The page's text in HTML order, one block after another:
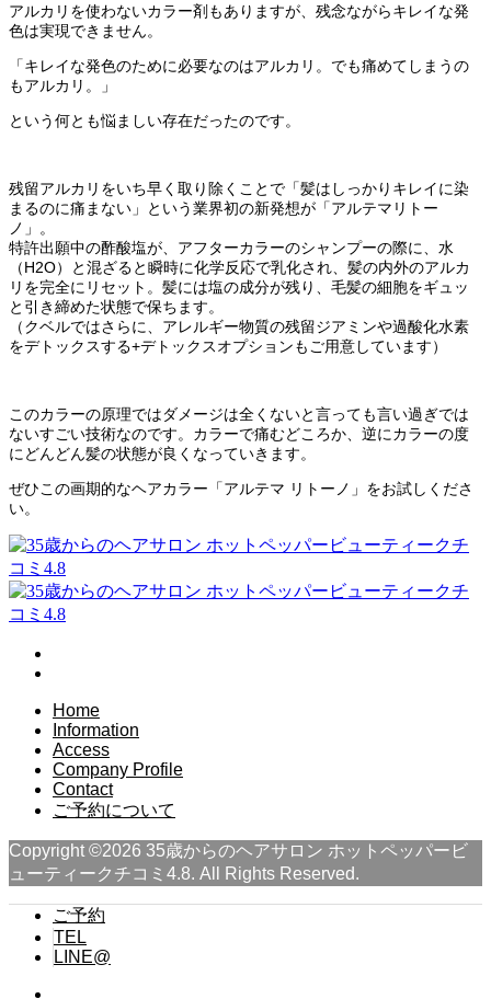
アルカリを使わないカラー剤もありますが、残念ながらキレイな発
色は実現できません。
「キレイな発色のために必要なのはアルカリ。でも痛めてしまうの
もアルカリ。」
という何とも悩ましい存在だったのです。
残留アルカリをいち早く取り除くことで「髪はしっかりキレイに染
まるのに痛まない」という業界初の新発想が「アルテマリトー
ノ」。
特許出願中の酢酸塩が、アフターカラーのシャンプーの際に、水
（H2O）と混ざると瞬時に化学反応で乳化され、髪の内外のアルカ
リを完全にリセット。髪には塩の成分が残り、毛髪の細胞をギュッ
と引き締めた状態で保ちます。
（クベルではさらに、アレルギー物質の残留ジアミンや過酸化水素
をデトックスする+デトックスオプションもご用意しています）
このカラーの原理ではダメージは全くないと言っても言い過ぎでは
ないすごい技術なのです。カラーで痛むどころか、逆にカラーの度
にどんどん髪の状態が良くなっていきます。
ぜひこの画期的なヘアカラー「アルテマ リトーノ」をお試しくださ
い。
Home
Information
Access
Company Profile
Contact
ご予約について
Copyright ©2026 35歳からのヘアサロン ホットペッパービ
ューティークチコミ4.8. All Rights Reserved.
ご予約
TEL
LINE@